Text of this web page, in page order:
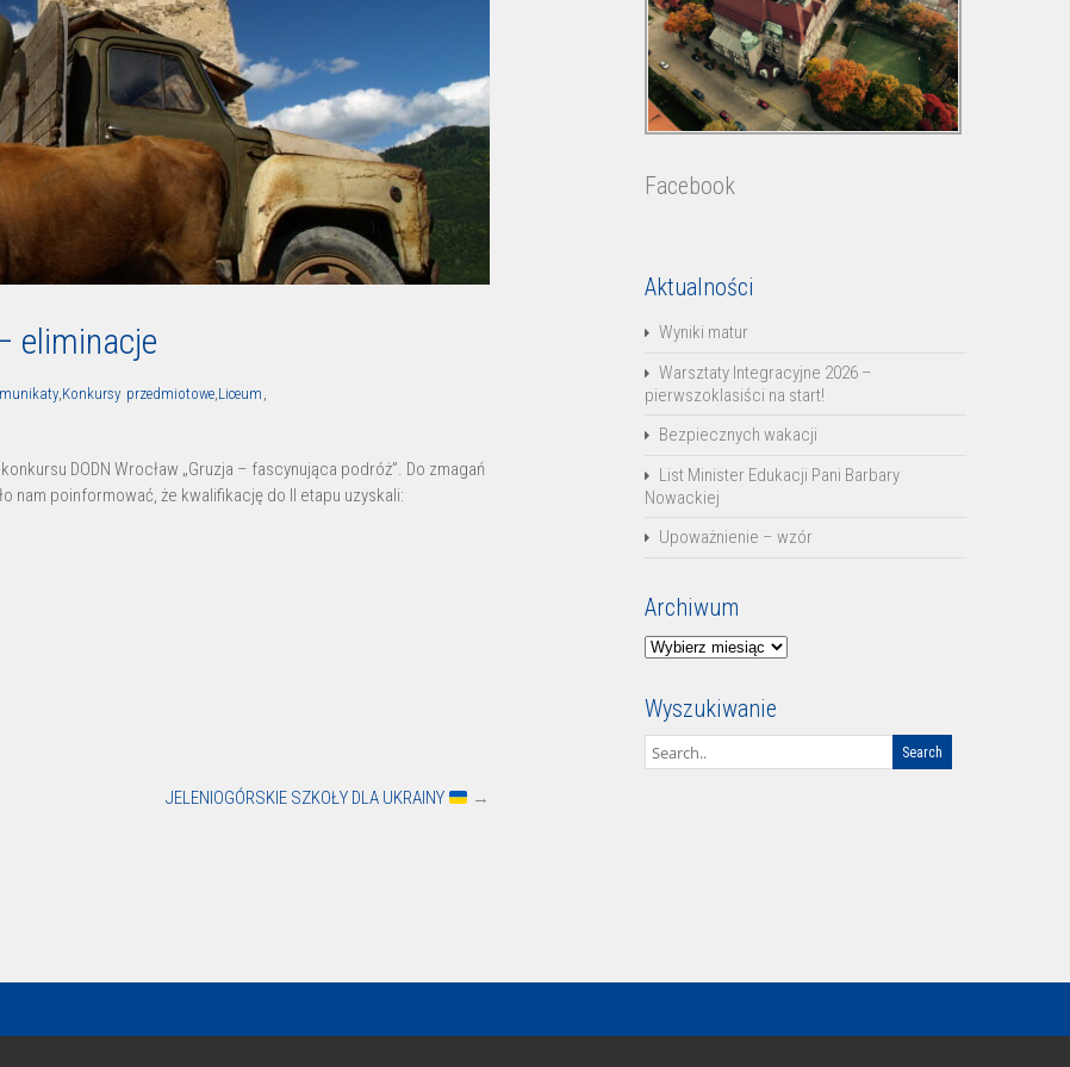
eliminacje
,Konkursy przedmiotowe,Liceum ,
DODN Wrocław „Gruzja – fascynująca podróż”. Do zmagań
nam poinformować, że kwalifikację do II etapu uzyskali:
JELENIOGÓRSKIE SZKOŁY DLA UKRAINY →
Facebook
Aktualności
Wyniki matur
Warsztaty Integracyjne 2026 –
pierwszoklasiści na start!
Bezpiecznych wakacji
List Minister Edukacji Pani Barbary
Nowackiej
Upoważnienie – wzór
Archiwum
Archiwum
Wyszukiwanie